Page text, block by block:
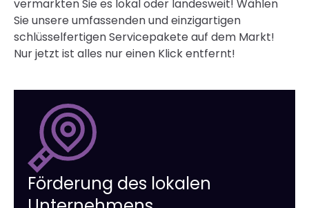
vermarkten Sie es lokal oder landesweit! Wählen
Sie unsere umfassenden und einzigartigen
schlüsselfertigen Servicepakete auf dem Markt!
Nur jetzt ist alles nur einen Klick entfernt!
Förderung des lokalen